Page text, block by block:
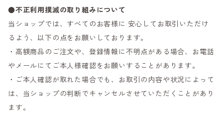
●不正利用撲滅の取り組みについて
当ショップでは、すべてのお客様に 安心してお取引いただけ
るよう、以下の点をお願いしております。
・高額商品のご注文や、登録情報に不明点がある場合、お電話
やメールにてご本人様確認をお願いすることがあります。
・ご本人確認が取れた場合でも、お取引の内容や状況によって
は、当ショップの判断でキャンセルさせていただくことがあり
ます。